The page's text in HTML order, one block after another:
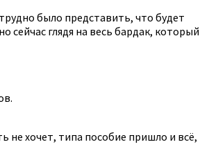
было представить, что будет
сейчас глядя на весь бардак, который
не хочет, типа пособие пришло и всё,